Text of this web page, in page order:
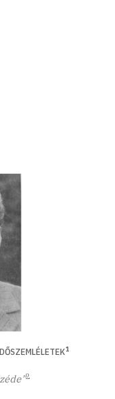
1
2